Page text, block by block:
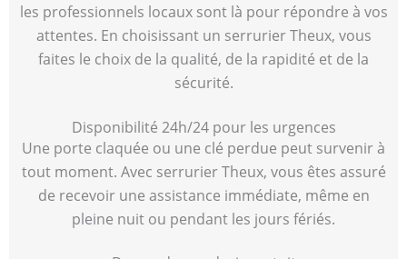
les professionnels locaux sont là pour répondre à vos
attentes. En choisissant un serrurier Theux, vous
faites le choix de la qualité, de la rapidité et de la
sécurité.
Disponibilité 24h/24 pour les urgences
Une porte claquée ou une clé perdue peut survenir à
tout moment. Avec serrurier Theux, vous êtes assuré
de recevoir une assistance immédiate, même en
pleine nuit ou pendant les jours fériés.